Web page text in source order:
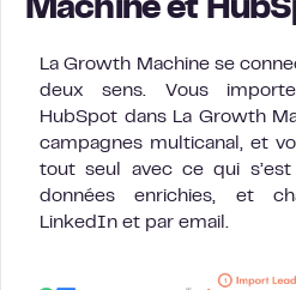
Machine et
La Growth Machine se
deux sens. Vous
HubSpot dans La Growth
campagnes multicanal, et
tout seul avec ce qui
données enrichies, et
LinkedIn et par email.